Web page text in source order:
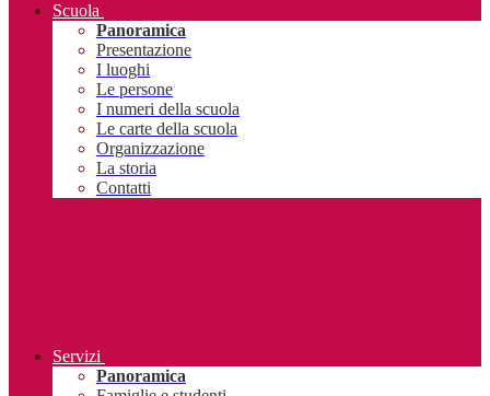
Scuola
Panoramica
Presentazione
I luoghi
Le persone
I numeri della scuola
Le carte della scuola
Organizzazione
La storia
Contatti
Servizi
Panoramica